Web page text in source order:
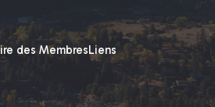
des MembresLiens